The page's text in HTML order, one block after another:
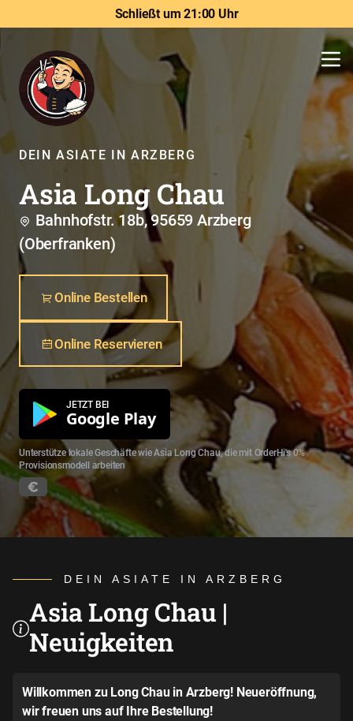
Schließt um 21:00 Uhr
DEIN ASIATE IN ARZBERG
Asia Long Chau
Bahnhofstr. 18b, 95659 Arzberg
(Oberfranken)
Online Bestellen
Online Reservieren
JETZT BEI
Google Play
Unterstütze lokale Geschäfte wie Asia Long Chau, die mit OrderHi's 0%
Provisionsmodell arbeiten
DEIN ASIATE IN ARZBERG
Asia Long Chau |
Neuigkeiten
Willkommen zu Long Chau in Arzberg! Neueröffnung,
wir freuen uns auf Ihre Bestellung!